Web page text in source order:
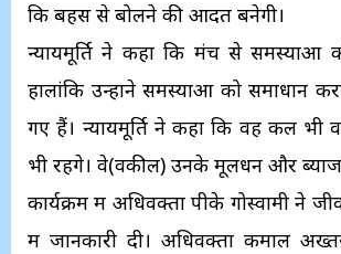
कि बहस से बोलने की आदत बनेगी।
न्यायमूर्ति ने कहा कि मंच से समस्याओं
हालांकि उन्होंने समस्याओं को समाधान
गए हैं। न्यायमूर्ति ने कहा कि वह कल
भी रहेंगे। वे(वकील) उनके मूलधन और ब्याज
कार्यक्रम में अधिवक्ता पीके गोस्वामी ने
में जानकारी दी। अधिवक्ता कमाल